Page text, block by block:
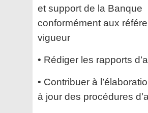
et support de la Banque
conformément aux
vigueur
• Rédiger les rapports
• Contribuer à
à jour des procédures